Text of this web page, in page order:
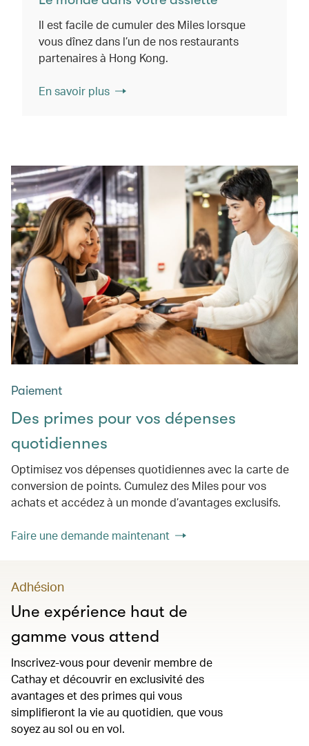
Il est facile de cumuler des Miles lorsque
vous dînez dans l’un de nos restaurants
partenaires à Hong Kong.
En savoir plus
Paiement
Des primes pour vos dépenses
quotidiennes
Optimisez vos dépenses quotidiennes avec la carte de
conversion de points. Cumulez des Miles pour vos
achats et accédez à un monde d’avantages exclusifs.
Faire une demande maintenant
Adhésion
Une expérience haut de
gamme vous attend
Inscrivez-vous pour devenir membre de
Cathay et découvrir en exclusivité des
avantages et des primes qui vous
simplifieront la vie au quotidien, que vous
soyez au sol ou en vol.